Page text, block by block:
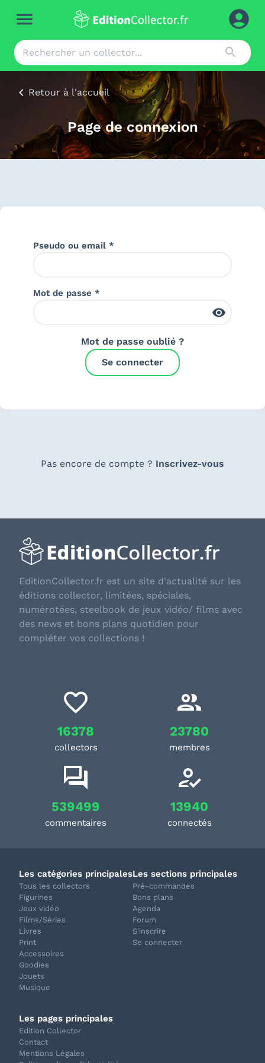
Retour à l'accueil
Page de connexion
Pseudo ou email *
Mot de passe *
Mot de passe oublié ?
Se connecter
Pas encore de compte ? Inscrivez-vous
EditionCollector.fr est un site d'actualité sur les
éditions collector, limitées, spéciales,
numérotées, steelbook de jeux vidéo/ films avec
des news et bons plans quotidien pour
compléter vos collections !
16378
collectors
23780
membres
539499
commentaires
13940
connectés
Les catégories principales
Tous les collectors
Figurines
Jeux vidéo
Films/Séries
Livres
Print
Accessoires
Goodies
Jouets
Musique
Les sections principales
Pré-commandes
Bons plans
Agenda
Forum
S'inscrire
Se connecter
Les pages principales
Edition Collector
Contact
Mentions Légales